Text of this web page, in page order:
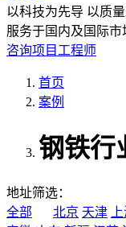
以科技为先导 以质
服务于国内及国际市
咨询项目工程师
首页
案例
钢铁行
地址筛选：
全部
北京 天津